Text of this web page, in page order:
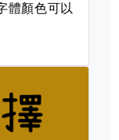
體顏色可以